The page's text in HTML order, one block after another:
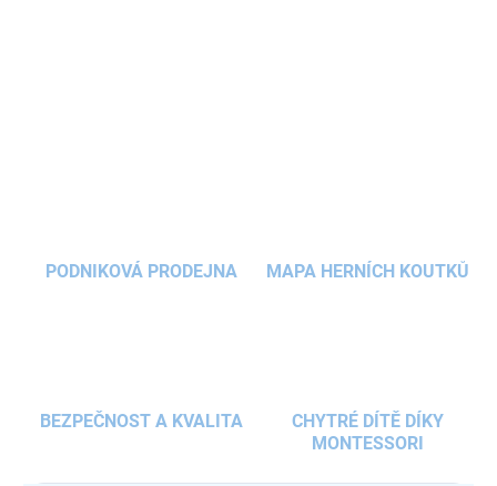
PODNIKOVÁ PRODEJNA MAPA HERNÍCH KOUTKŮ
BEZPEČNOST A KVALITA
CHYTRÉ DÍTĚ DÍKY
MONTESSORI